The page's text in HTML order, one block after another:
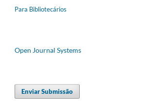
Para Bibliotecários
Open Journal Systems
Enviar Submissão